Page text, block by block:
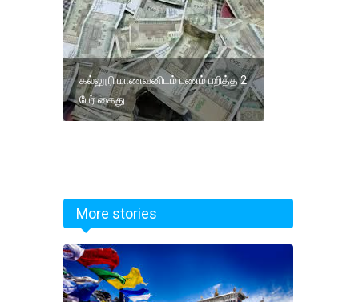
கல்லூரி மாணவனிடம் பணம் பறித்த 2
பேர் கைது
More stories